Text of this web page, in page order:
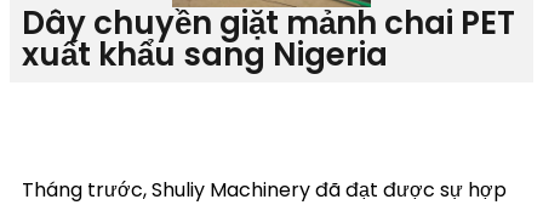
Dây chuyền giặt mảnh chai PET
xuất khẩu sang Nigeria
Tháng trước, Shuliy Machinery đã đạt được sự hợp